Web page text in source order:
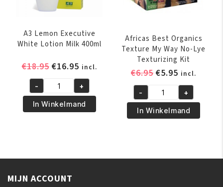
A3 Lemon Executive
White Lotion Milk 400ml
€18.95 Oorspronkelijke
was:
€18.95.
€16.95Huidige
prijs
is:
€16.95.
incl.
A3
Lemon
Executive
aantal
- +
In Winkelmand
Africas Best Organics
Texture My Way No-Lye
Texturizing Kit
€6.95
was:
€6.95.
€5.95 Huidige
prijs
is:
€5.95.
incl.
Africas
Best
Organics
Way
- +
In Winkelmand
MIJN ACCOUNT